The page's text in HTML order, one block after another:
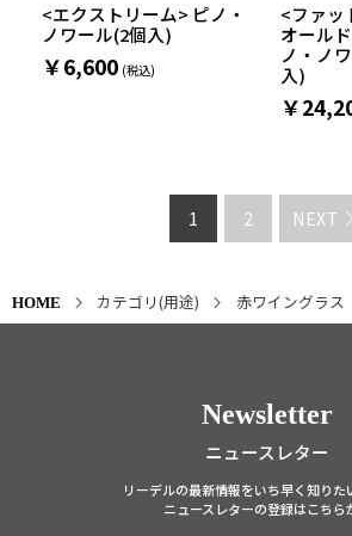
<エクストリーム> ピノ・
ノワール(2個入)
￥6,600
<ファッ
オール
ノ・ノ
入)
￥
1 2 NEXT
HOME カテゴリ(用途) 赤ワイングラス
Newsletter
ニュースレター
リーデルの最新情報をいち早く知りた
ニュースレターの登録はこちら